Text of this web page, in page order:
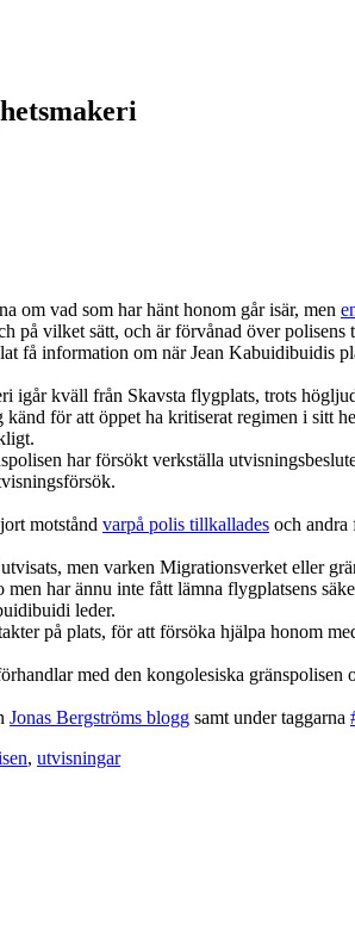
om vad som har hänt honom går isär, men
på vilket sätt, och är förvånad över polisens
få information om när Jean Kabuidibuidis
kväll från Skavsta flygplats, trots
för att öppet ha kritiserat regimen i sitt
har försökt verkställa
motstånd varpå polis tillkallades och andra
men varken Migrationsverket eller
har ännu inte fått lämna flygplatsens
leder.
på plats, för att försöka hjälpa honom
med den kongolesiska gränspolisen
Jonas Bergströms blogg samt under taggarna
, utvisningar